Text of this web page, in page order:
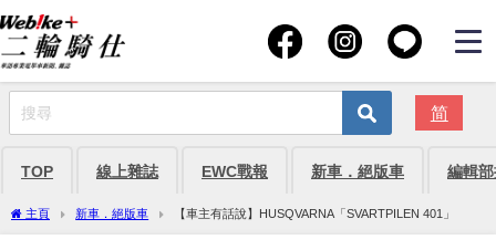
简
TOP 線上雜誌 EWC戰報 新車．絕版車 編輯
主頁 新車．絕版車 【車主有話說】HUSQVARNA「SVARTPILEN 401」